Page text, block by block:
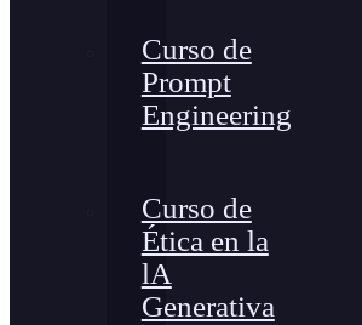
Curso de
Prompt
Engineering
Curso de
Ética en la
lA
Generativa